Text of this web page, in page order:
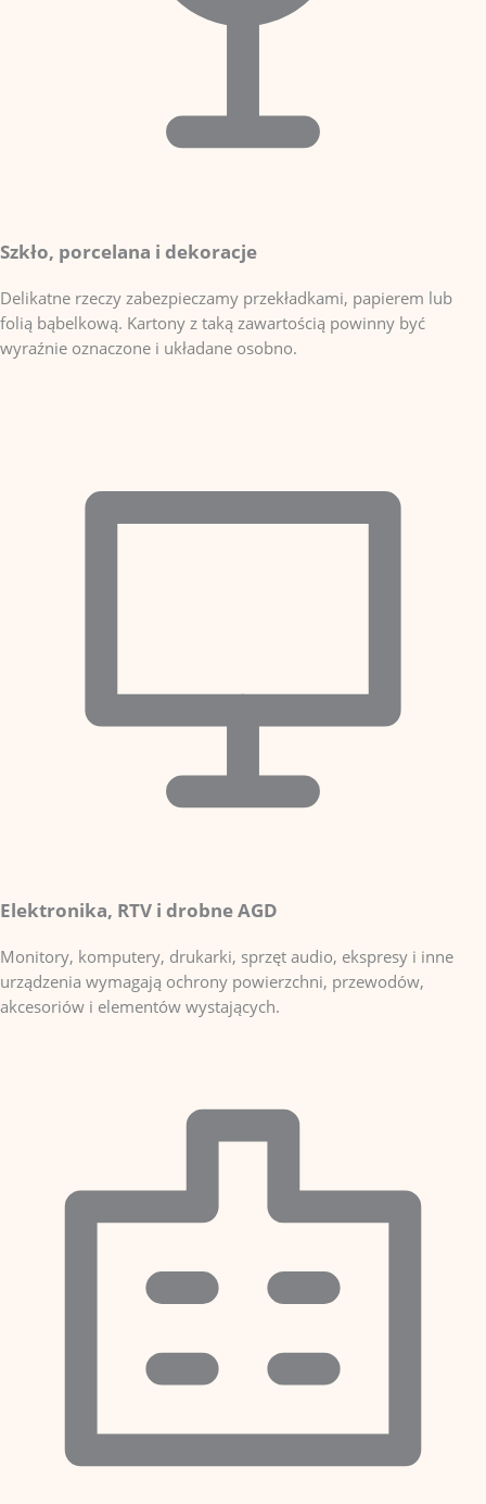
Szkło, porcelana i dekoracje
Delikatne rzeczy zabezpieczamy przekładkami, papierem lub
folią bąbelkową. Kartony z taką zawartością powinny być
wyraźnie oznaczone i układane osobno.
Elektronika, RTV i drobne AGD
Monitory, komputery, drukarki, sprzęt audio, ekspresy i inne
urządzenia wymagają ochrony powierzchni, przewodów,
akcesoriów i elementów wystających.